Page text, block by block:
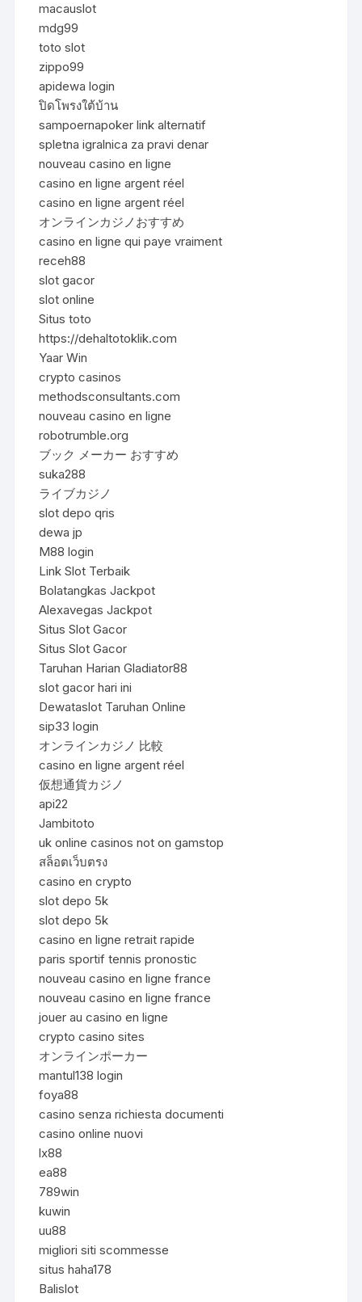
macauslot
mdg99
toto slot
zippo99
apidewa login
ปิดโพรงใต้บ้าน
sampoernapoker link alternatif
spletna igralnica za pravi denar
nouveau casino en ligne
casino en ligne argent réel
casino en ligne argent réel
オンラインカジノおすすめ
casino en ligne qui paye vraiment
receh88
slot gacor
slot online
Situs toto
https://dehaltotoklik.com
Yaar Win
crypto casinos
methodsconsultants.com
nouveau casino en ligne
robotrumble.org
ブック メーカー おすすめ
suka288
ライブカジノ
slot depo qris
dewa jp
M88 login
Link Slot Terbaik
Bolatangkas Jackpot
Alexavegas Jackpot
Situs Slot Gacor
Situs Slot Gacor
Taruhan Harian Gladiator88
slot gacor hari ini
Dewataslot Taruhan Online
sip33 login
オンラインカジノ 比較
casino en ligne argent réel
仮想通貨カジノ
api22
Jambitoto
uk online casinos not on gamstop
สล็อตเว็บตรง
casino en crypto
slot depo 5k
slot depo 5k
casino en ligne retrait rapide
paris sportif tennis pronostic
nouveau casino en ligne france
nouveau casino en ligne france
jouer au casino en ligne
crypto casino sites
オンラインポーカー
mantul138 login
foya88
casino senza richiesta documenti
casino online nuovi
lx88
ea88
789win
kuwin
uu88
migliori siti scommesse
situs haha178
Balislot